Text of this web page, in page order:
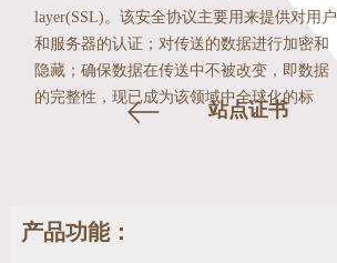
layer(SSL)。该安全协议主要用来提供对用户
和服务器的认证；对传送的数据进行加密和
隐藏；确保数据在传送中不被改变，即数据
的完整性，现已成为该领域中全球化的标
准。由于SSL技术已建立到所有主要的浏览
和服务器之间的加密传输，可以防止数据信
站点证书
产品功能：